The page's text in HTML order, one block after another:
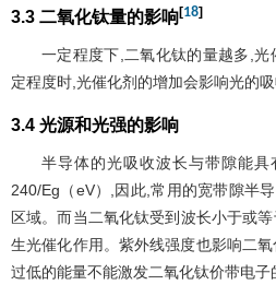
3.3 二氧化钛量的影响[18]
一定程度下,二氧化钛的量越多,
定程度时,光催化剂的增加会影响光的
3.4 光源和光强的影响
半导体的光吸收波长与带隙能
240/Eg（eV）,因此,常用的宽带隙半
区域。而当二氧化钛受到波长小于或
生光催化作用。紫外线强度也影响二
过低的能量不能激发二氧化钛价带电子